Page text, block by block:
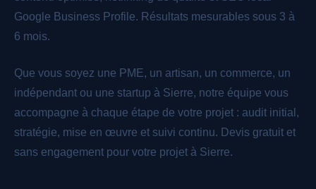
Google Business Profile. Résultats mesurables sous 3 à
6 mois.
Que vous soyez une PME, un artisan, un commerce, un
indépendant ou une startup à Sierre, notre équipe vous
accompagne à chaque étape de votre projet : audit initial,
stratégie, mise en œuvre et suivi continu. Devis gratuit et
sans engagement pour votre projet à Sierre.